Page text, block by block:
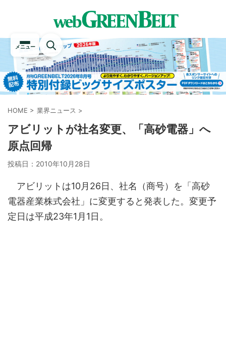
メニュー
HOME > 業界ニュース >
アビリットが社名変更、「高砂電器」へ
原点回帰
投稿日： 2010年10月28日
アビリットは10月26日、社名（商号）を「高砂
電器産業株式会社」に変更すると発表した。変更予
定日は平成23年1月1日。